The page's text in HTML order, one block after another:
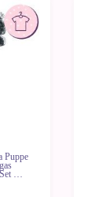
Puppe
mit